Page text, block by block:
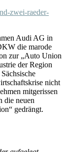
zwei-raeder-
Audi AG in
die marode
zur „Auto Union
der Region
nicht
mitgerissen
die neuen
gedrängt.